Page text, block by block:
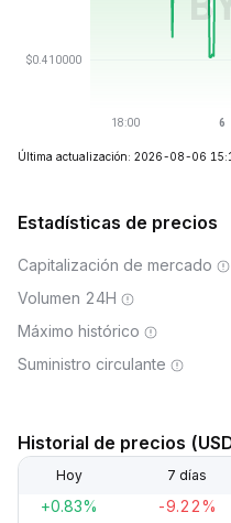
Última actualización: 2026-08-06
Estadísticas de precios
Capitalización de mercado
Volumen 24H
Máximo histórico
Suministro circulante
Historial de precios
Hoy 7 días
+0.83% -9.22%